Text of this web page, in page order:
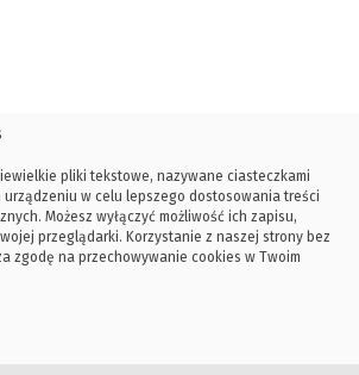
pliki tekstowe, nazywane ciasteczkami
urządzeniu w celu lepszego dostosowania treści
Możesz wyłączyć możliwość ich zapisu,
przeglądarki. Korzystanie z naszej strony bez
zgodę na przechowywanie cookies w Twoim